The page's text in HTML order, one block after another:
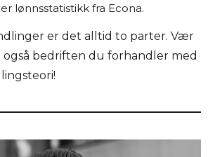
lønnsstatistikk fra Econa.
er det alltid to parter. Vær
bedriften du forhandler med